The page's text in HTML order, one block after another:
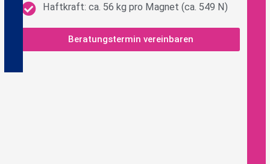
Haftkraft: ca. 56 kg pro Magnet (ca. 549 N)
Beratungstermin vereinbaren